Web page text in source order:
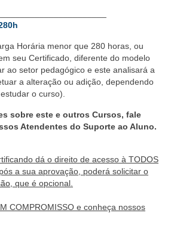
Horária menor que 280 horas, ou
seu Certificado, diferente do modelo
ao setor pedagógico e este analisará a
a alteração ou adição, dependendo
o curso).
sobre este e outros Cursos, fale
Atendentes do Suporte ao Aluno.
dá o direito de acesso à TODOS
a sua aprovação, poderá solicitar o
, que é opcional.
COMPROMISSO e conheça nossos